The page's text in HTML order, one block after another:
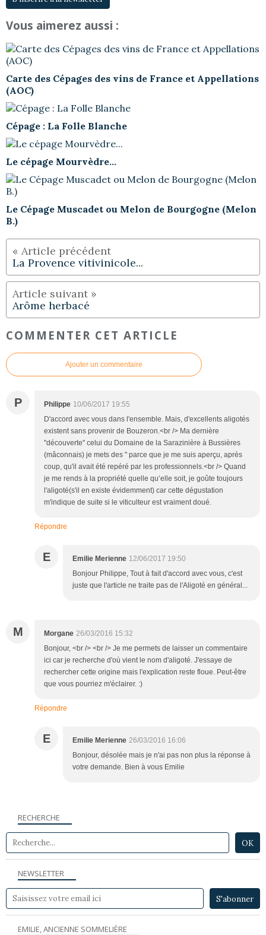
Vous aimerez aussi :
Carte des Cépages des vins de France et Appellations
(AOC)
Cépage : La Folle Blanche
Le cépage Mourvèdre...
Le Cépage Muscadet ou Melon de Bourgogne (Melon
B.)
La Provence vitivinicole...
Arôme herbacé
COMMENTER CET ARTICLE
Ajouter un commentaire
P Philippe 10/06/2017 19:55
D'accord avec vous dans l'ensemble. Mais, d'excellents aligotés
existent sans provenir de Bouzeron.<br /> Ma dernière
"découverte" celui du Domaine de la Sarazinière à Bussières
(mâconnais) je mets des " parce que je me suis aperçu, après
coup, qu'il avait été repéré par les professionnels.<br /> Quand
je me rends à la propriété quelle qu’elle soit, je goûte toujours
l'aligoté(s'il en existe évidemment) car cette dégustation
m'indique de suite si le viticulteur est vraiment doué.
Répondre
E Emilie Merienne 12/06/2017 19:50
Bonjour Philippe, Tout à fait d'accord avec vous, c'est
juste que l'article ne traite pas de l'Aligoté en général...
M Morgane 26/03/2016 15:32
Bonjour, <br /> <br /> Je me permets de laisser un commentaire
ici car je recherche d'où vient le nom d'aligoté. J'essaye de
rechercher cette origine mais l'explication reste floue. Peut-être
que vous pourriez m'éclairer. :)
Répondre
E Emilie Merienne 26/03/2016 16:06
Bonjour, désolée mais je n'ai pas non plus la réponse à
votre demande. Bien à vous Emilie
NEWSLETTER
RECHERCHE
EMILIE, ANCIENNE SOMMELIÈRE